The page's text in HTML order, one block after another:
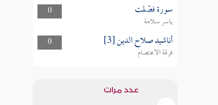
0
سورة فصّلت
ياسر سلامة
0
أناشيد صلاح الدين [3]
فرقة الاعتصام
عدد مرات